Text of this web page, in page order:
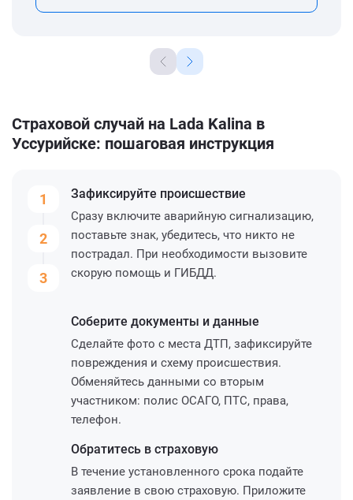
Страховой случай на Lada Kalina в
Уссурийске: пошаговая инструкция
1
2
3
Зафиксируйте происшествие
Сразу включите аварийную сигнализацию,
поставьте знак, убедитесь, что никто не
пострадал. При необходимости вызовите
скорую помощь и ГИБДД.
Соберите документы и данные
Сделайте фото с места ДТП, зафиксируйте
повреждения и схему происшествия.
Обменяйтесь данными со вторым
участником: полис ОСАГО, ПТС, права,
телефон.
Обратитесь в страховую
В течение установленного срока подайте
заявление в свою страховую. Приложите